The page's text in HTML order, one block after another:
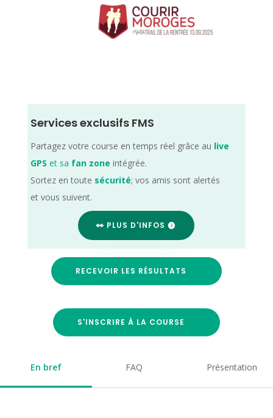
Services exclusifs FMS
Partagez votre course en temps réel grâce au live
GPS et sa fan zone intégrée.
Sortez en toute sécurité; vos amis sont alertés
et vous suivent.
👀 PLUS D'INFOS
RECEVOIR LES RÉSULTATS
S'INSCRIRE À LA COURSE
En bref FAQ Présentation